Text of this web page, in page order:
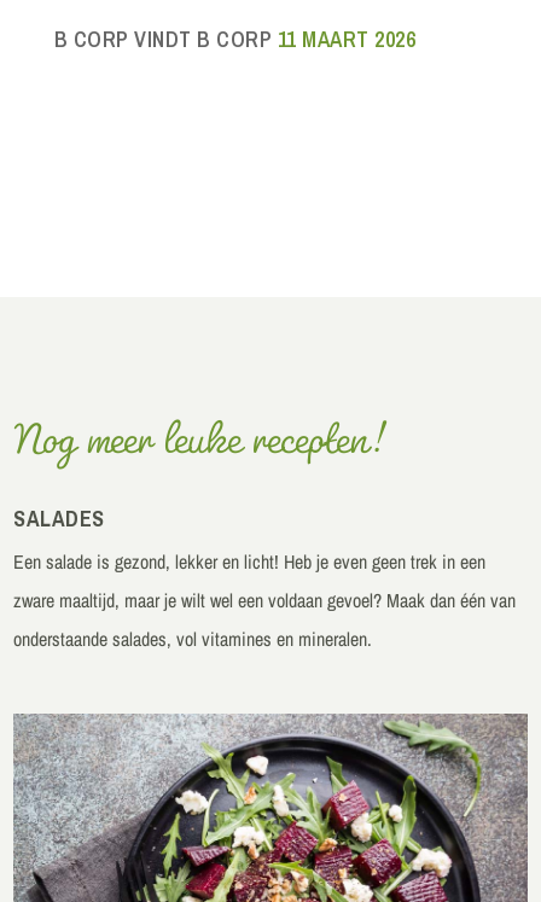
B CORP VINDT B CORP 11 MAART 2026
Nog meer leuke recepten!
SALADES
Een salade is gezond, lekker en licht! Heb je even geen trek in een
zware maaltijd, maar je wilt wel een voldaan gevoel? Maak dan één van
onderstaande salades, vol vitamines en mineralen.